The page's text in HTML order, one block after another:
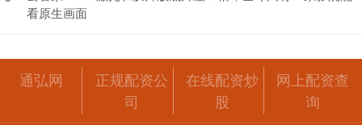
看原生画面
通弘网
正规配资公
司
在线配资炒
股
网上配资查
询